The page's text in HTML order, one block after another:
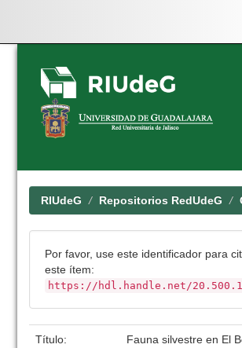
Skip
navigation
RIUdeG Repositorios RedUdeG
Por favor, use este identificador para
este ítem:
https://hdl.handle.net/
Título:
Fauna silvestre en El